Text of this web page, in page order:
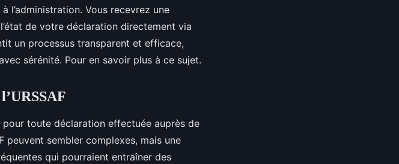
l’administration. Vous recevrez une
de votre déclaration directement via
un processus transparent et efficace,
sérénité. Pour en savoir plus à ce sujet.
toute déclaration effectuée auprès de
peuvent sembler complexes, mais une
qui pourraient entraîner des